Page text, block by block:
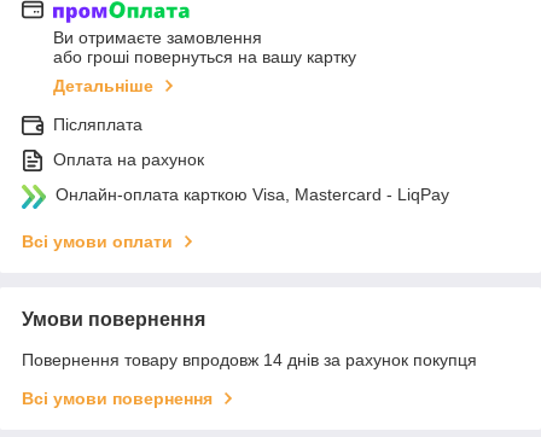
Ви отримаєте замовлення
або гроші повернуться на вашу картку
Детальніше
Післяплата
Оплата на рахунок
Онлайн-оплата карткою Visa, Mastercard - LiqPay
Всі умови оплати
Умови повернення
Повернення товару впродовж 14 днів за рахунок покупця
Всі умови повернення